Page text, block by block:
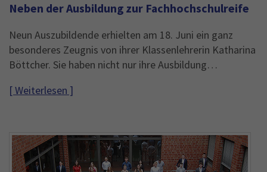
Neben der Ausbildung zur Fachhochschulreife
Neun Auszubildende erhielten am 18. Juni ein ganz
besonderes Zeugnis von ihrer Klassenlehrerin Katharina
Böttcher. Sie haben nicht nur ihre Ausbildung…
[ Weiterlesen ]